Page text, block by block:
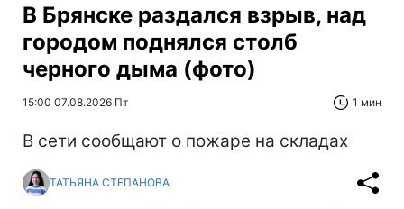
В Брянске раздался взрыв, над
городом поднялся столб
черного дыма (фото)
15:00 07.08.2026 Пт 1 мин
В сети сообщают о пожаре на складах
ТАТЬЯНА СТЕПАНОВА